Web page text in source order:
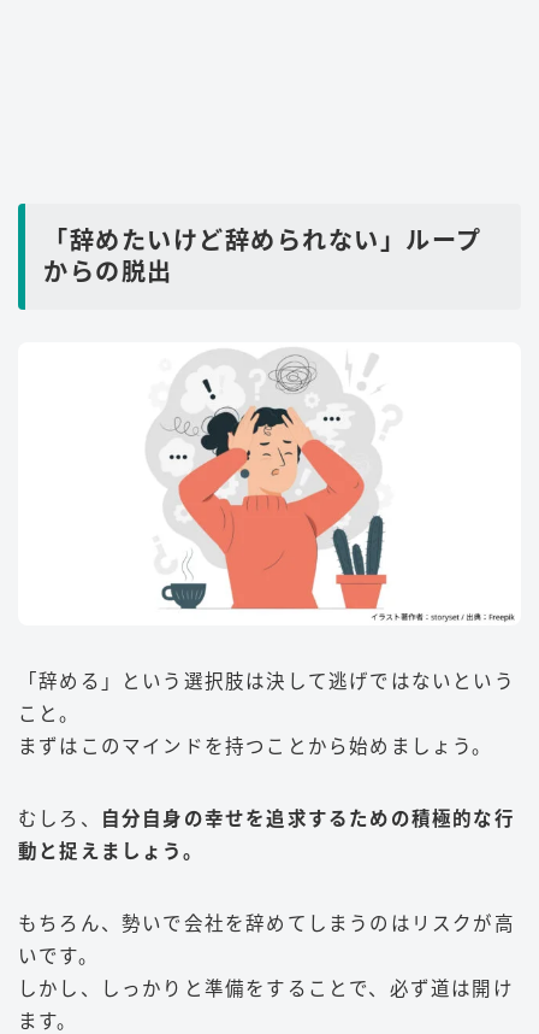
「辞めたいけど辞められない」ループ
からの脱出
「辞める」という選択肢は決して逃げではないという
こと。
まずはこのマインドを持つことから始めましょう。
むしろ、
自分自身の幸せを追求するための積極的な行
動と捉えましょう。
もちろん、勢いで会社を辞めてしまうのはリスクが高
いです。
しかし、しっかりと準備をすることで、必ず道は開け
ます。